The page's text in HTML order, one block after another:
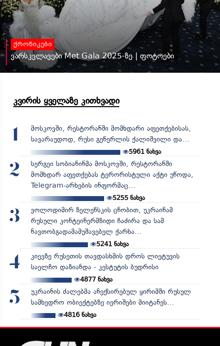
ქრონიკები
ვარსკვლავები Met Gala 2025-ზე | ფოტოები
კვირის ყველაზე კითხვადი
1
მოსკოვში, რესტორანში მომხდარი აფეთქებისას,
სავარაუდოდ, რუსი გენერლის ქალიშვილი და...
5961 ნახვა
2
სერგეი სობიანინმა მოსკოვში, რესტორანში
მომხდარ აფეთქებას ტერორისტული აქტი უწოდა,
Telegram-არხების ინფორმაც...
5255ნახვა
3
ვოლოდიმირ ზელენსკის ცნობით, უკრაინამ
რუსული კონტეინერმზიდი ჩაძირა და სამ
ნავთობგადამამუშავებელ ქარხა...
5241ნახვა
4
კიევზე რუსეთის თავდასხმის დროს ლიეტუვის
საელჩო დაზიანდა - კესტუტის ბუდრისი
4877ნახვა
5
უკრაინის ძალებმა ანექსირებულ ყირიმში რუსულ
სამხედრო ობიექტებზე იერიშები მიიტანეს...
4816ნახვა